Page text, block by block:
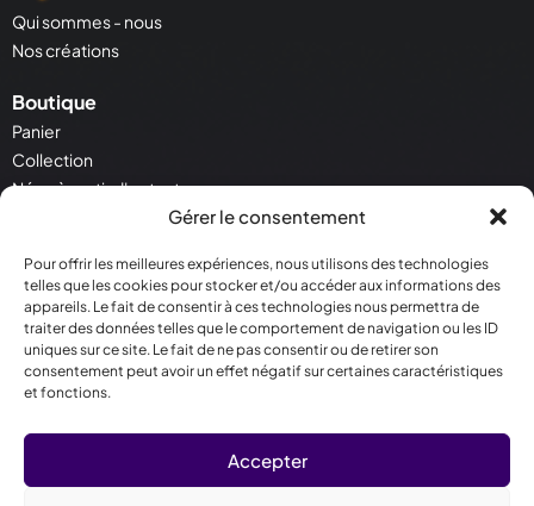
Gérer le consentement
Pour offrir les meilleures expériences, nous utilisons des technologies
telles que les cookies pour stocker et/ou accéder aux informations des
appareils. Le fait de consentir à ces technologies nous permettra de
traiter des données telles que le comportement de navigation ou les ID
uniques sur ce site. Le fait de ne pas consentir ou de retirer son
consentement peut avoir un effet négatif sur certaines caractéristiques
et fonctions.
Accepter
Qui sommes - nous
Nos créations
Boutique
Panier
Collection
Néon à partir d'un texte
Néon à partir d'une image
Service Client
Contactez - nous
Conditions générales de vente
Politique de cookies
30 Rue Salneuve 75017 Paris
contact@crealighting.com